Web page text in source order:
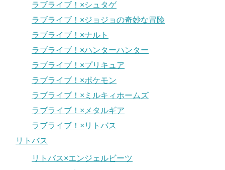
ラブライブ！×シュタゲ
ラブライブ！×ジョジョの奇妙な冒険
ラブライブ！×ナルト
ラブライブ！×ハンターハンター
ラブライブ！×プリキュア
ラブライブ！×ポケモン
ラブライブ！×ミルキィホームズ
ラブライブ！×メタルギア
ラブライブ！×リトバス
リトバス
リトバス×エンジェルビーツ